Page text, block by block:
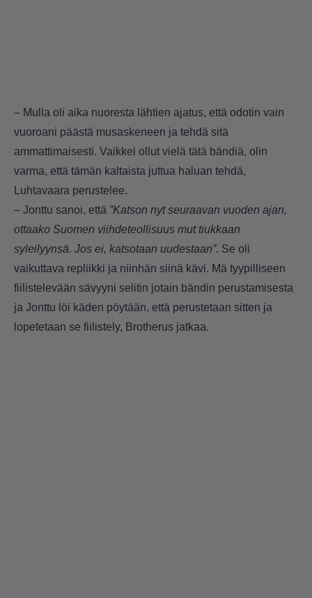
– Mulla oli aika nuoresta lähtien ajatus, että odotin vain
vuoroani päästä musaskeneen ja tehdä sitä
ammattimaisesti. Vaikkei ollut vielä tätä bändiä, olin
varma, että tämän kaltaista juttua haluan tehdä,
Luhtavaara perustelee.
– Jonttu sanoi, että ”Katson nyt seuraavan vuoden ajan,
ottaako Suomen viihdeteollisuus mut tiukkaan
syleilyynsä. Jos ei, katsotaan uudestaan”. Se oli
vaikuttava repliikki ja niinhän siinä kävi. Mä tyypilliseen
fiilistelevään sävyyni selitin jotain bändin perustamisesta
ja Jonttu löi käden pöytään, että perustetaan sitten ja
lopetetaan se fiilistely, Brotherus jatkaa.